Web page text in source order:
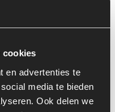
cookies
en advertenties te
media te bieden
Ook delen we
1994